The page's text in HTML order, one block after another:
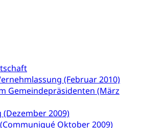
(Februar 2010)
Gemeindepräsidenten (März
2009)
Oktober 2009)
Jugendliche (WAS Luzern)
Angehörige
und freie Pflegeplätze
Angehörigen (WAS Luzern)
Seelsorge,
Im Kanton Luzern (unilu)
(gruezi.lu.ch)
Spitzensport,